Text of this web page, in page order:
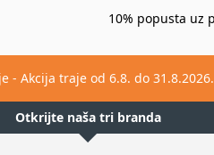
10% popusta uz
- Akcija traje od 6.8. do 31.8.2026.
Otkrijte naša tri branda